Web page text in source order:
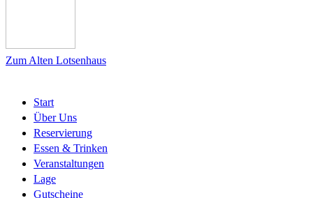
Zum Alten Lotsenhaus
Start
Über Uns
Reservierung
Essen & Trinken
Veranstaltungen
Lage
Gutscheine